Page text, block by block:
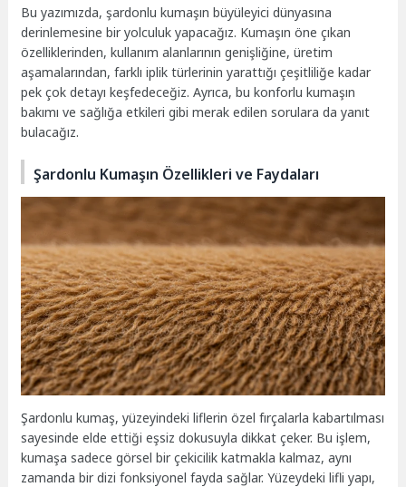
Bu yazımızda, şardonlu kumaşın büyüleyici dünyasına
derinlemesine bir yolculuk yapacağız. Kumaşın öne çıkan
özelliklerinden, kullanım alanlarının genişliğine, üretim
aşamalarından, farklı iplik türlerinin yarattığı çeşitliliğe kadar
pek çok detayı keşfedeceğiz. Ayrıca, bu konforlu kumaşın
bakımı ve sağlığa etkileri gibi merak edilen sorulara da yanıt
bulacağız.
Şardonlu Kumaşın Özellikleri ve Faydaları
Şardonlu kumaş, yüzeyindeki liflerin özel fırçalarla kabartılması
sayesinde elde ettiği eşsiz dokusuyla dikkat çeker. Bu işlem,
kumaşa sadece görsel bir çekicilik katmakla kalmaz, aynı
zamanda bir dizi fonksiyonel fayda sağlar. Yüzeydeki lifli yapı,